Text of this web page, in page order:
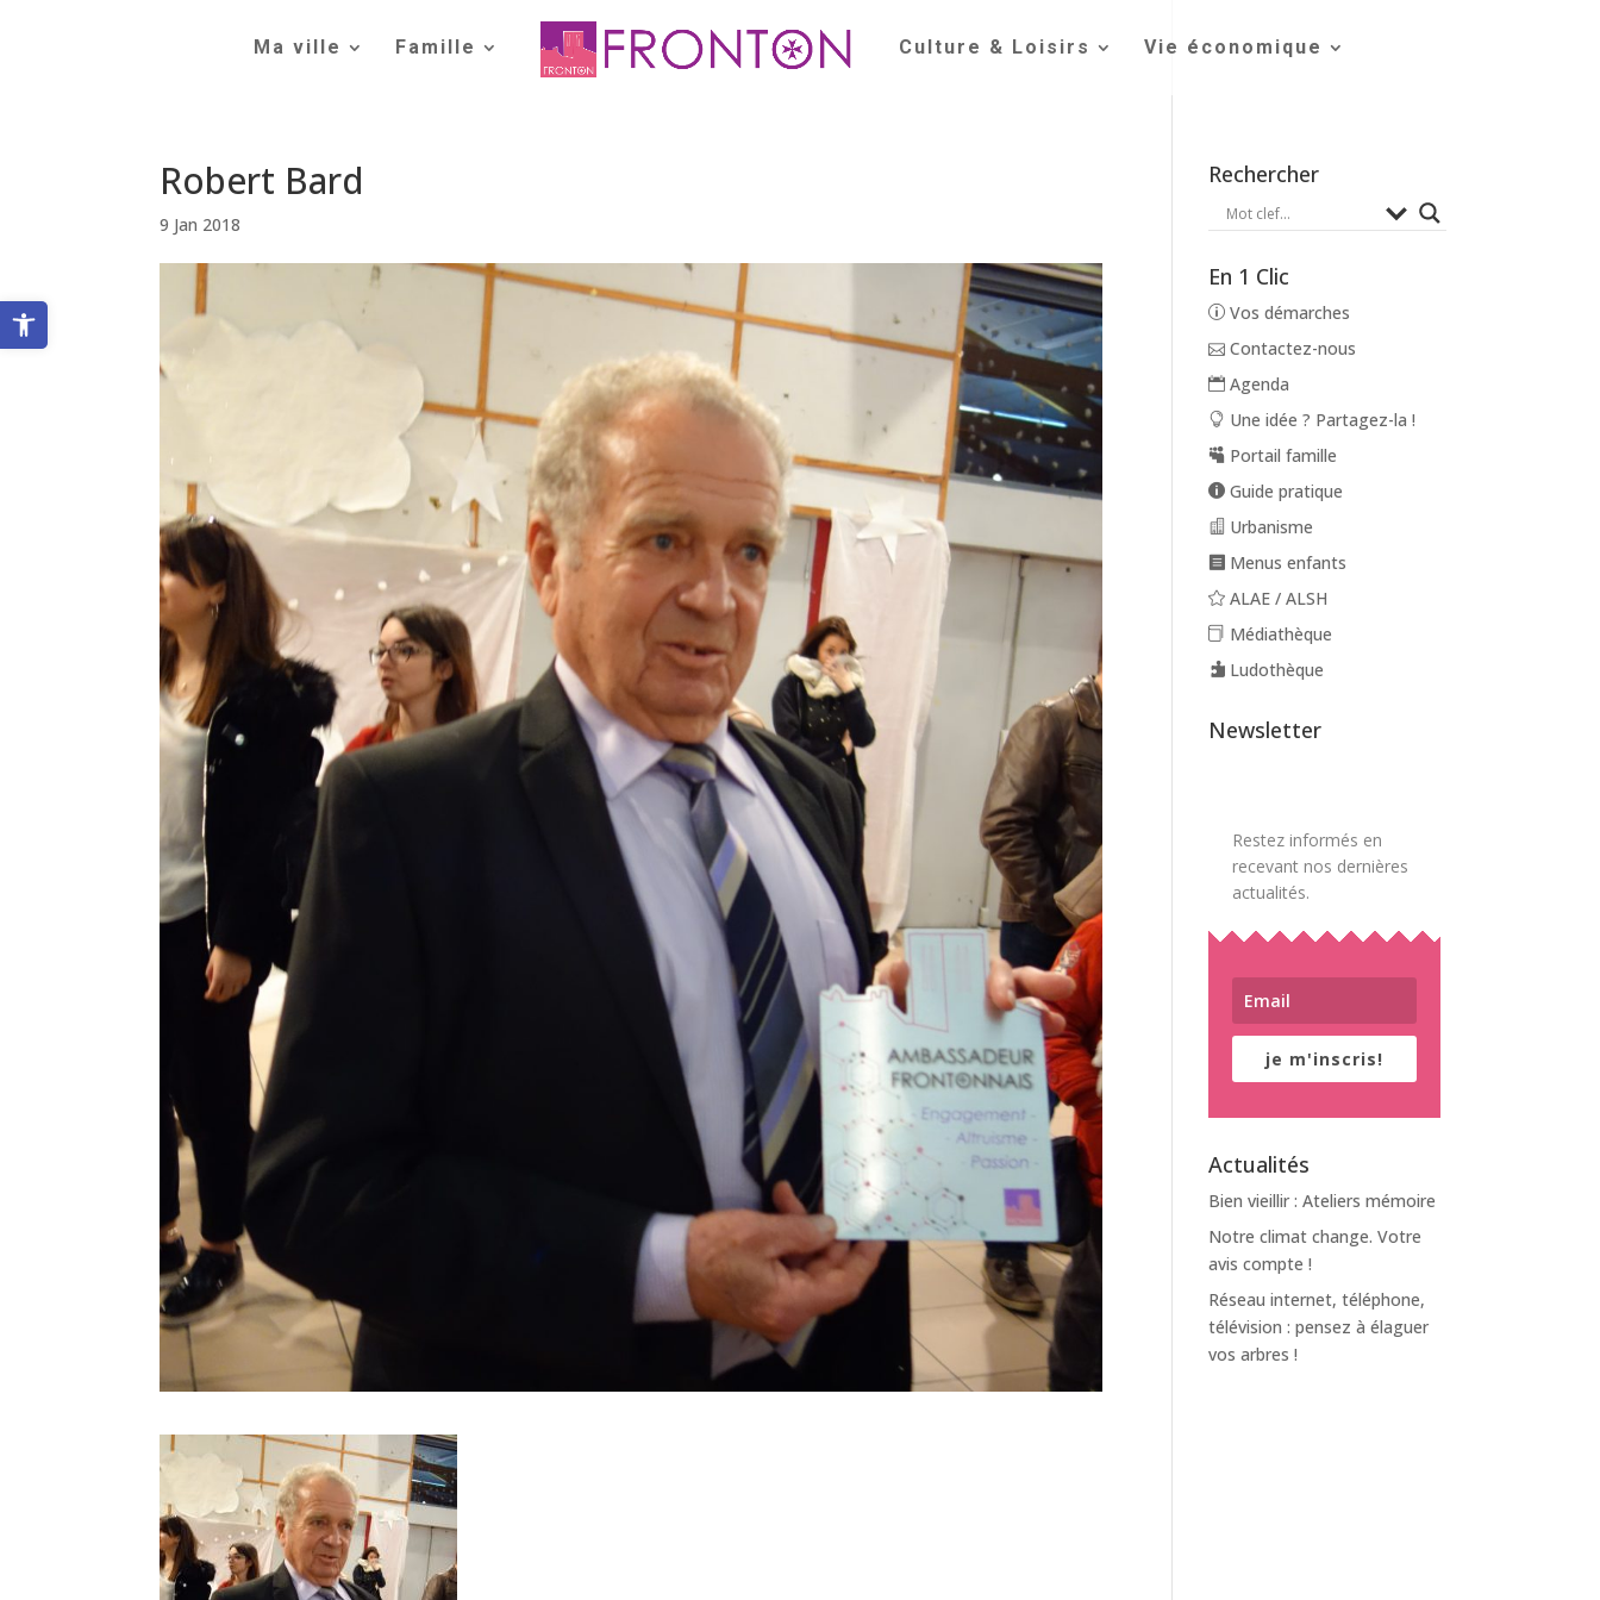
Ouvrir la barre d’outils
Ma ville Famille Culture & Loisirs Vie économique
Robert Bard
9 Jan 2018
Rechercher
En 1 Clic
Vos démarches
Contactez-nous
Agenda
Une idée ? Partagez-la !
Portail famille
Guide pratique
Urbanisme
Menus enfants
ALAE / ALSH
Médiathèque
Ludothèque
Newsletter
Restez informés en
recevant nos dernières
actualités.
je m'inscris!
Actualités
Bien vieillir : Ateliers mémoire
Notre climat change. Votre
avis compte !
Réseau internet, téléphone,
télévision : pensez à élaguer
vos arbres !